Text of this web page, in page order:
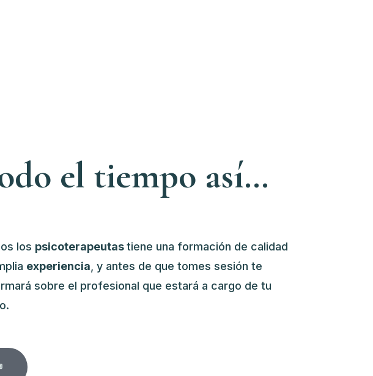
el tiempo así…
los psicoterapeutastiene una formación de calidad
experiencia , y antes de que tomes sesión te
sobre el profesional que estará a cargo de tu